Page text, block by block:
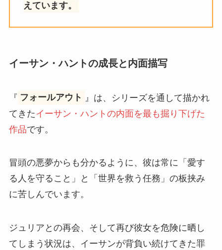
えています。
イーサン・ハントの成長と内面描写
『 フォールアウト
』は、シリーズを通して描かれ
てきた イーサン・ハントの内面を最も掘り下げた
作品です。
冒頭の悪夢からも分かるように、彼は常に「愛す
る人を守ること」と「世界を救う任務」の板挟み
に苦しんでいます。
ジュリアとの再会、そして再び彼女を危険に晒し
てしまう状況は、イーサンが背負い続けてきた罪